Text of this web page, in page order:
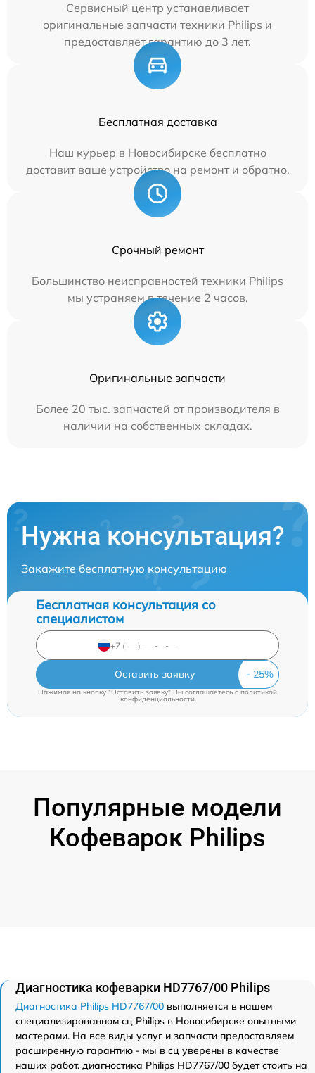
Сервисный центр устанавливает
оригинальные запчасти техники Philips и
предоставляет гарантию до 3 лет.
Бесплатная доставка
Наш курьер в Новосибирске бесплатно
доставит ваше устройство на ремонт и обратно.
Срочный ремонт
Большинство неисправностей техники Philips
мы устраняем в течение 2 часов.
Оригинальные запчасти
Более 20 тыс. запчастей от производителя в
наличии на собственных складах.
Нужна консультация?
Закажите бесплатную консультацию
Бесплатная консультация со
специалистом
Оставить заявку
Нажимая на кнопку "Оставить заявку" Вы соглашаетесь c политикой
конфиденциальности
Популярные модели
Кофеварок Philips
Диагностика кофеварки HD7767/00 Philips
Диагностика Philips HD7767/00 выполняется в нашем
специализированном сц Philips в Новосибирске опытными
мастерами. На все виды услуг и запчасти предоставляем
расширенную гарантию - мы в сц уверены в качестве
наших работ. диагностика Philips HD7767/00 будет стоить на